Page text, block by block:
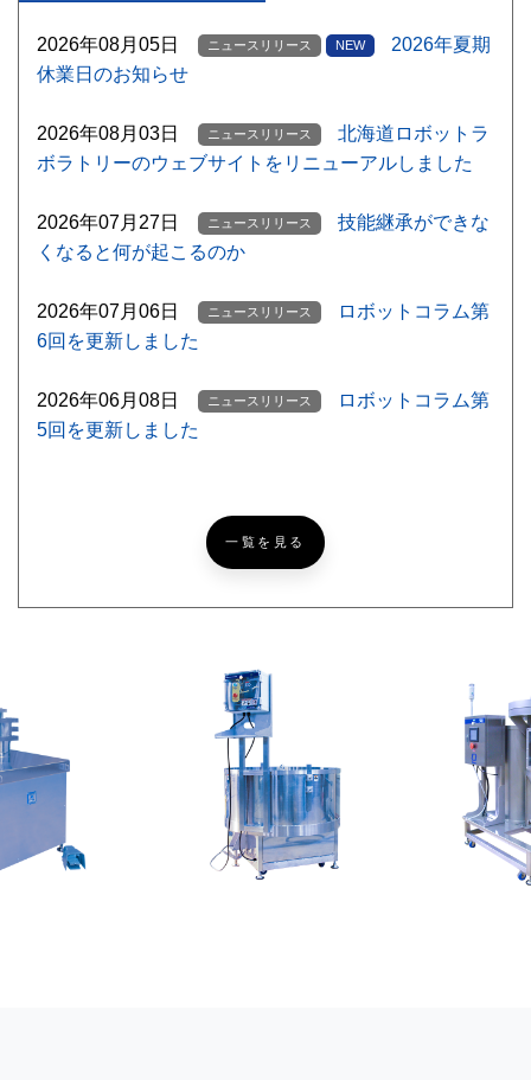
2026年08月05日 ニュースリリース NEW
2026年夏期
休業日のお知らせ
2026年08月03日 ニュースリリース
北海道ロボットラ
ボラトリーのウェブサイトをリニューアルしました
2026年07月27日 ニュースリリース
技能継承ができな
くなると何が起こるのか
2026年07月06日 ニュースリリース
ロボットコラム第
6回を更新しました
2026年06月08日 ニュースリリース
ロボットコラム第
5回を更新しました
#5】北海道ならでは？なゴルフあるある
ニッコーブログ
レザークラフトで簡単パ
ニッコーブログ
レザークラフトで簡単パ
一覧を見る